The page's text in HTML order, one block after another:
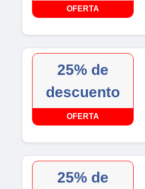
OFERTA
25% de
descuento
OFERTA
25% de